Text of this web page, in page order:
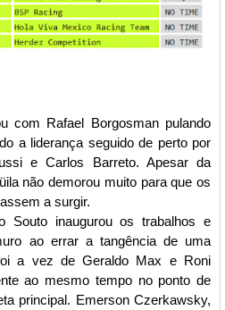
com Rafael Borgosman pulando
a liderança seguido de perto por
e Carlos Barreto. Apesar da
não demorou muito para que os
a surgir.
Souto inaugurou os trabalhos e
ao errar a tangência de uma
a vez de Geraldo Max e Roni
ao mesmo tempo no ponto de
principal. Emerson Czerkawsky,